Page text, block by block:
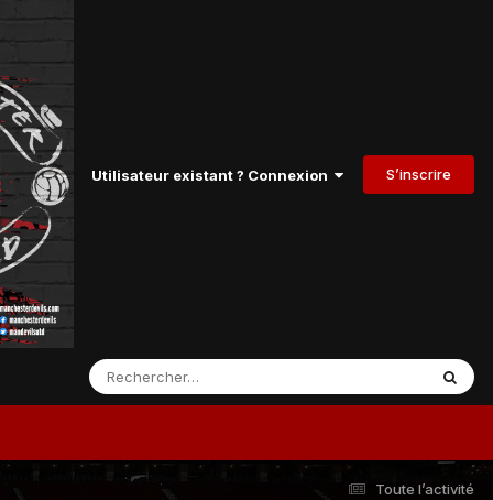
Utilisateur existant ? Connexion S’inscrire
Toute l’activité